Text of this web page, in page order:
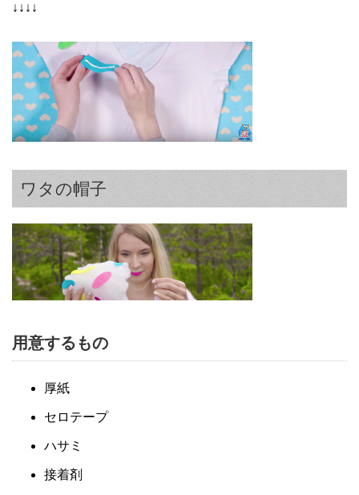
↓↓↓↓
ワタの帽子
用意するもの
厚紙
セロテープ
ハサミ
接着剤